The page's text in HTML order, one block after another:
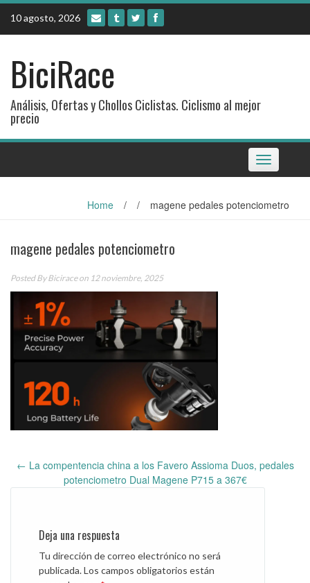
Skip
content
10 agosto, 2026
BiciRace
Análisis, Ofertas y Chollos Ciclistas. Ciclismo al mejor
precio
Toggle
navigation
Home / / magene pedales potenciometro
magene pedales potenciometro
Posted ByBiciraceon 12 noviembre, 2025
navigation
← La compentencia china a los Favero Assioma Duos, pedales
potenciometro Dual Magene P715 a 367€
Deja una respuesta
Tu dirección de correo electrónico no será
publicada.Los campos obligatorios están